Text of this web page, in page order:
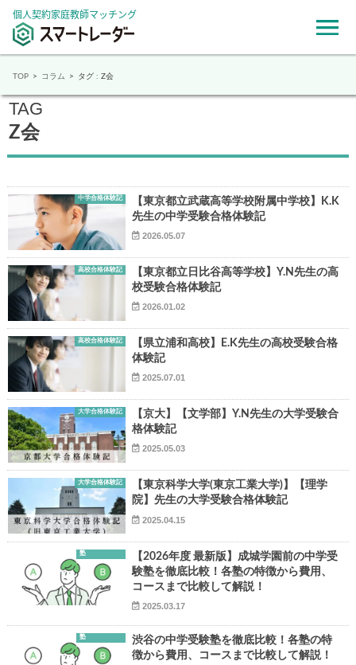
個人契約家庭教師マッチング
▶
▶
TOP コラム タグ : Z会
TAG
Z会
中学合格体験記
【東京都立武蔵高等学校附属中学校】K.K
先生の中学受験合格体験記
2026.05.07
高校合格体験記
【東京都立日比谷高等学校】Y.N先生の高
校受験合格体験記
2026.01.02
高校合格体験記
【県立浦和高校】E.K先生の高校受験合格
体験記
2025.07.01
大学合格体験記
【京大】【文学部】Y.N先生の大学受験合
格体験記
2025.05.03
大学合格体験記
【東京科学大学(東京工業大学)】【理学
院】先生の大学受験合格体験記
2025.04.15
塾
【2026年度 最新版】成城学園前の中学受
験塾を徹底比較！各塾の特徴から費用、
コースまで比較して解説！
2025.03.17
塾
渋谷の中学受験塾を徹底比較！各塾の特
徴から費用、コースまで比較して解説！